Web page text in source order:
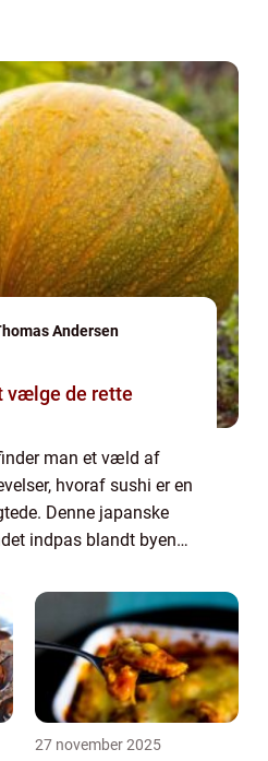
Andersen
vælge de rette
man et væld af
hvoraf sushi er en
Denne japanske
indpas blandt byens
Esb...
27 november 2025